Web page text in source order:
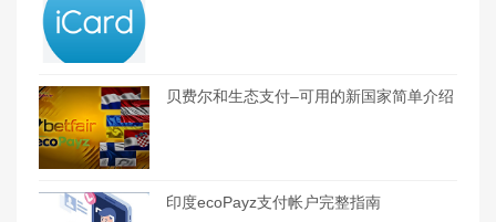
贝费尔和生态支付–可用的新国家简单介绍
印度ecoPayz支付帐户完整指南